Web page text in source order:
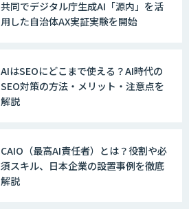
共同でデジタル庁生成AI「源内」を活
用した自治体AX実証実験を開始
AIはSEOにどこまで使える？AI時代の
SEO対策の方法・メリット・注意点を
解説
CAIO（最高AI責任者）とは？役割や必
須スキル、日本企業の設置事例を徹底
解説